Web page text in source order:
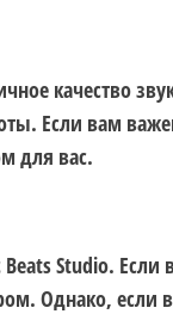
качество
Если вам
для вас.
Studio.
Однако, если